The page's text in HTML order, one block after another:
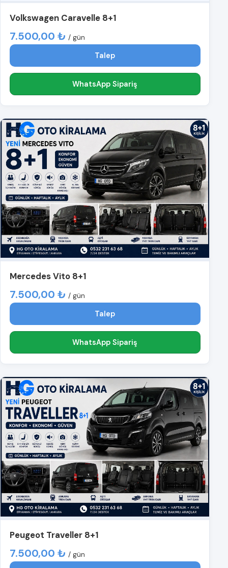
Volkswagen Caravelle 8+1
7.500,00 ₺ / gün
Talep
WhatsApp Sipariş
Mercedes Vito 8+1
7.500,00 ₺ / gün
Talep
WhatsApp Sipariş
Peugeot Traveller 8+1
7.500,00 ₺ / gün